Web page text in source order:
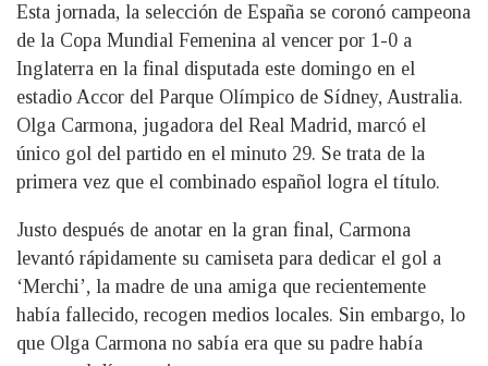
Esta jornada, la selección de España se coronó campeona
de la Copa Mundial Femenina al vencer por 1-0 a
Inglaterra en la final disputada este domingo en el
estadio Accor del Parque Olímpico de Sídney, Australia.
Olga Carmona, jugadora del Real Madrid, marcó el
único gol del partido en el minuto 29. Se trata de la
primera vez que el combinado español logra el título.
Justo después de anotar en la gran final, Carmona
levantó rápidamente su camiseta para dedicar el gol a
‘Merchi’, la madre de una amiga que recientemente
había fallecido, recogen medios locales. Sin embargo, lo
que Olga Carmona no sabía era que su padre había